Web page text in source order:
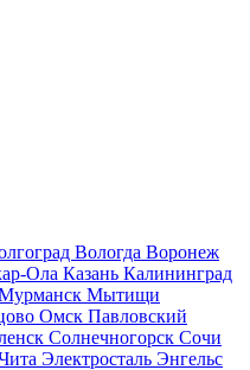
Вологда Воронеж
Ола Казань Калининград
Мытищи
Омск Павловский
Солнечногорск Сочи
Электросталь Энгельс